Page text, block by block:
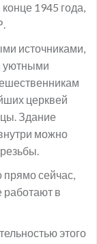
1945 года,
источниками,
уютными
церквей
Здание
можно
сейчас,
в
этого